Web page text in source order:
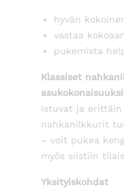
hyvän
vastaa kokoaan
pukemista
Klassiset
Istuvat ja
nahkanilkkurit
– voit pukea
myös siistiin
Yksityiskohdat